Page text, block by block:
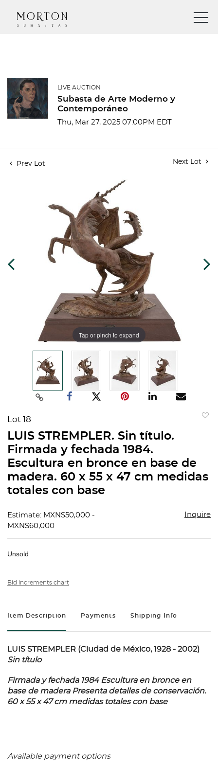
LIVE AUCTION
Subasta de Arte Moderno y
Contemporáneo
Thu, Mar 27, 2025 07:00PM EDT
Prev Lot Next Lot
Tap or pinch to expand
Lot 18
LUIS STREMPLER. Sin título.
Firmada y fechada 1984.
Escultura en bronce en base de
madera. 60 x 55 x 47 cm medidas
totales con base
Estimate: MXN$50,000 -
MXN$60,000
Inquire
Unsold
Bid increments chart
Item Description Payments Shipping Info
LUIS STREMPLER (Ciudad de México, 1928 - 2002)
Sin título
Firmada y fechada 1984 Escultura en bronce en
base de madera Presenta detalles de conservación.
60 x 55 x 47 cm medidas totales con base
Available payment options